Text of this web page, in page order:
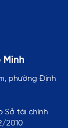
Minh
phường Định
Sở tài chính
2010